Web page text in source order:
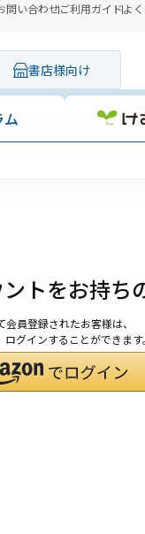
問い合わせご利用ガイドよ
書店様向け
ム
トをお持ち
員登録されたお客様は、
グインすることができます。